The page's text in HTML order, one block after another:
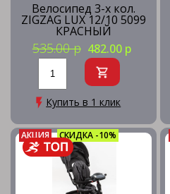
Велосипед 3-х кол.
ZIGZAG LUX 12/10 5099
КРАСНЫЙ
535.00 р 482.00 р
Купить в 1 клик
АКЦИЯ СКИДКА -10%